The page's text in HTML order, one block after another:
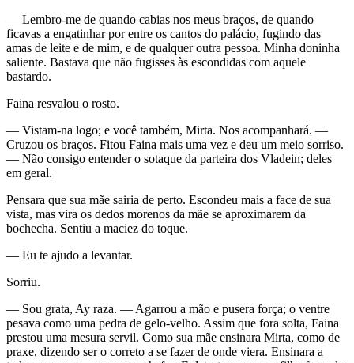
— Lembro-me de quando cabias nos meus braços, de quando
ficavas a engatinhar por entre os cantos do palácio, fugindo das
amas de leite e de mim, e de qualquer outra pessoa. Minha doninha
saliente. Bastava que não fugisses às escondidas com aquele
bastardo.
Faina resvalou o rosto.
— Vistam-na logo; e você também, Mirta. Nos acompanhará. —
Cruzou os braços. Fitou Faina mais uma vez e deu um meio sorriso.
— Não consigo entender o sotaque da parteira dos Vladein; deles
em geral.
Pensara que sua mãe sairia de perto. Escondeu mais a face de sua
vista, mas vira os dedos morenos da mãe se aproximarem da
bochecha. Sentiu a maciez do toque.
— Eu te ajudo a levantar.
Sorriu.
— Sou grata, Ay raza. — Agarrou a mão e pusera força; o ventre
pesava como uma pedra de gelo-velho. Assim que fora solta, Faina
prestou uma mesura servil. Como sua mãe ensinara Mirta, como de
praxe, dizendo ser o correto a se fazer de onde viera. Ensinara a